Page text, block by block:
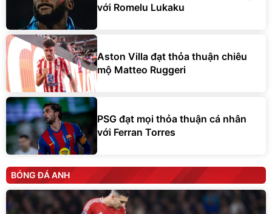
với Romelu Lukaku
Aston Villa đạt thỏa thuận chiêu
mộ Matteo Ruggeri
PSG đạt mọi thỏa thuận cá nhân
với Ferran Torres
BÓNG ĐÁ ANH